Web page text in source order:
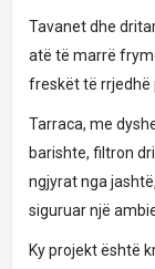
Tavanet dhe
atë të marrë
freskët të rrjedhë
Tarraca, me
barishte, filtron
ngjyrat nga
siguruar një
Ky projekt është